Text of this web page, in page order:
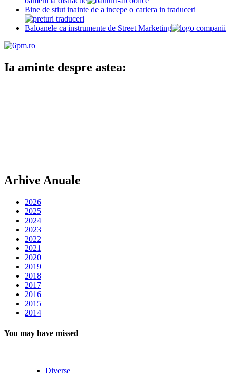
Bine de stiut inainte de a incepe o cariera in traduceri
Baloanele ca instrumente de Street Marketing
Ia aminte despre astea:
Arhive Anuale
2026
2025
2024
2023
2022
2021
2020
2019
2018
2017
2016
2015
2014
You may have missed
Diverse